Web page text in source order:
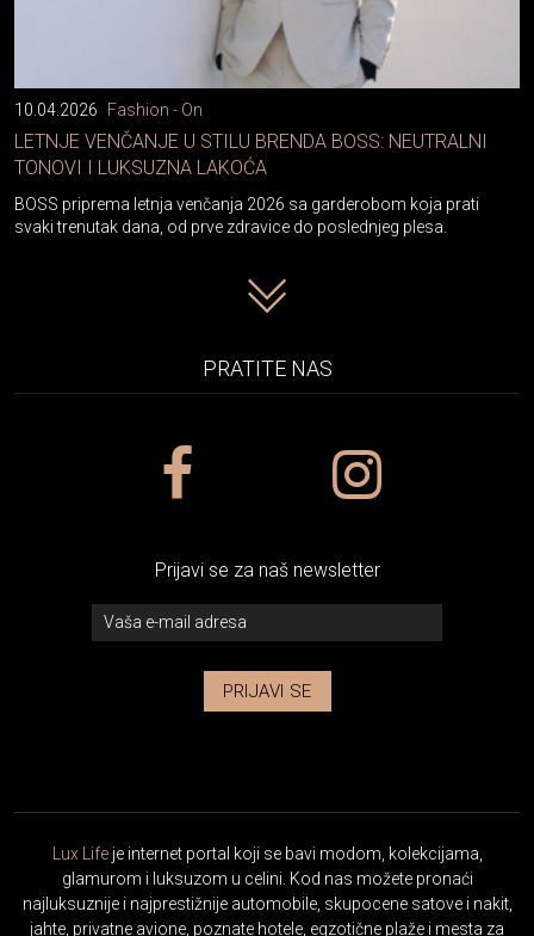
LETNJE VENČANJE U STILU BRENDA BOSS: NEUTRALNI
TONOVI I LUKSUZNA LAKOĆA
BOSS priprema letnja venčanja 2026 sa garderobom koja prati
svaki trenutak dana, od prve zdravice do poslednjeg plesa.
glamurom i luksuzom u celini. Kod nas možete pronaći
najluksuznije i najprestižnije automobile, skupocene satove i nakit,
jahte, privatne avione, poznate hotele, egzotične plaže i mesta za
putovanja. Takodje, predstavljamo najlepše kuće poznatih, luksuzne